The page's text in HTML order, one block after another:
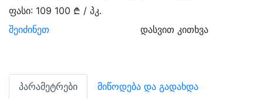
ფასი: 109 100 ₾ / პკ.
შეიძინეთ
დასვით კითხვა
პარამეტრები მიწოდება და გადახდა